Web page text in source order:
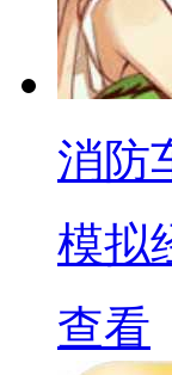
消防
模拟
查看